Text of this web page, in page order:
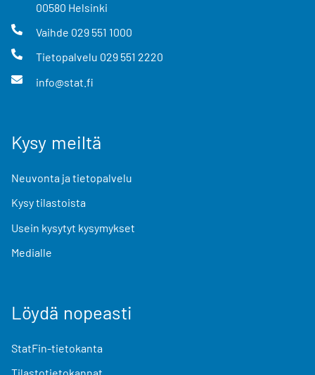
00580 Helsinki
Vaihde 029 551 1000
Tietopalvelu 029 551 2220
info@stat.fi
Kysy meiltä
Neuvonta ja tietopalvelu
Kysy tilastoista
Usein kysytyt kysymykset
Medialle
Löydä nopeasti
StatFin-tietokanta